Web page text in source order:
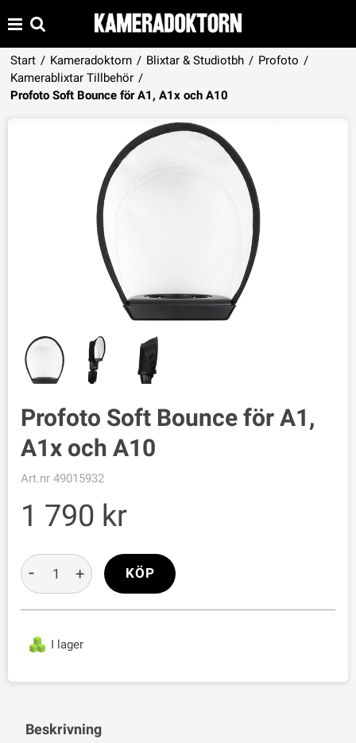
Start / Kameradoktorn / Blixtar & Studiotbh / Profoto /
Kamerablixtar Tillbehör /
Profoto Soft Bounce för A1, A1x och A10
Produkten har lagts i din varukorg
VISA VARUKORGEN TILL KASSAN
Profoto Soft Bounce för A1,
A1x och A10
Art.nr 49015932
1 790
I lager
- + KÖP
Beskrivning